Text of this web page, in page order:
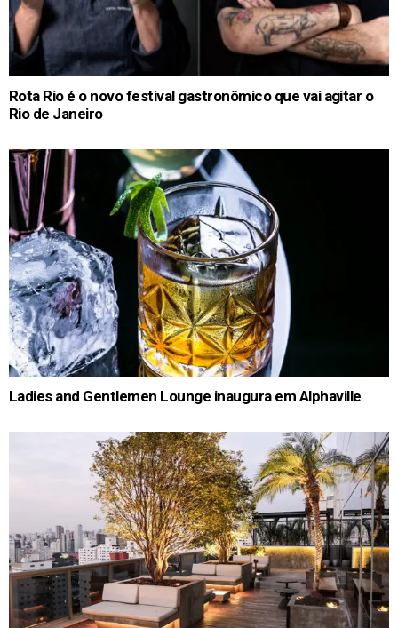
Rota Rio é o novo festival gastronômico que vai agitar o
Rio de Janeiro
Ladies and Gentlemen Lounge inaugura em Alphaville